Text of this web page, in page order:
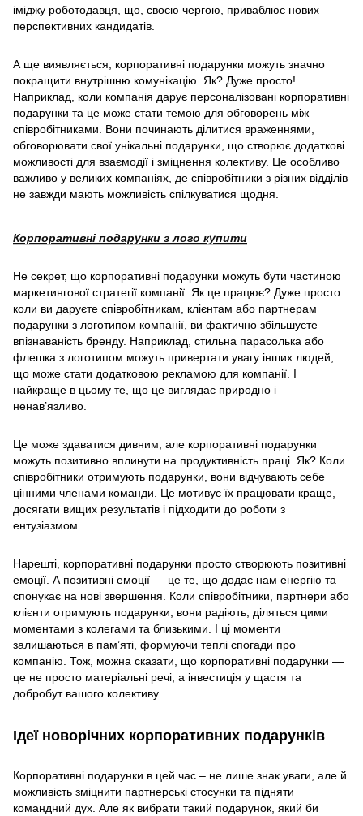
іміджу роботодавця, що, своєю чергою, приваблює нових
перспективних кандидатів.
А ще виявляється, корпоративні подарунки можуть значно
покращити внутрішню комунікацію. Як? Дуже просто!
Наприклад, коли компанія дарує персоналізовані корпоративні
подарунки та це може стати темою для обговорень між
співробітниками. Вони починають ділитися враженнями,
обговорювати свої унікальні подарунки, що створює додаткові
можливості для взаємодії і зміцнення колективу. Це особливо
важливо у великих компаніях, де співробітники з різних відділів
не завжди мають можливість спілкуватися щодня.
Корпоративні подарунки з лого купити
Не секрет, що корпоративні подарунки можуть бути частиною
маркетингової стратегії компанії. Як це працює? Дуже просто:
коли ви даруєте співробітникам, клієнтам або партнерам
подарунки з логотипом компанії, ви фактично збільшуєте
впізнаваність бренду. Наприклад, стильна парасолька або
флешка з логотипом можуть привертати увагу інших людей,
що може стати додатковою рекламою для компанії. І
найкраще в цьому те, що це виглядає природно і
ненав’язливо.
Це може здаватися дивним, але корпоративні подарунки
можуть позитивно вплинути на продуктивність праці. Як? Коли
співробітники отримують подарунки, вони відчувають себе
цінними членами команди. Це мотивує їх працювати краще,
досягати вищих результатів і підходити до роботи з
ентузіазмом.
Нарешті, корпоративні подарунки просто створюють позитивні
емоції. А позитивні емоції — це те, що додає нам енергію та
спонукає на нові звершення. Коли співробітники, партнери або
клієнти отримують подарунки, вони радіють, діляться цими
моментами з колегами та близькими. І ці моменти
залишаються в пам’яті, формуючи теплі спогади про
компанію. Тож, можна сказати, що корпоративні подарунки —
це не просто матеріальні речі, а інвестиція у щастя та
добробут вашого колективу.
Ідеї новорічних корпоративних подарунків
Корпоративні подарунки в цей час – не лише знак уваги, але й
можливість зміцнити партнерські стосунки та підняти
командний дух. Але як вибрати такий подарунок, який би